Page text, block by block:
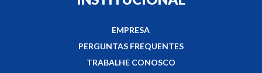
EMPRESA
PERGUNTAS FREQUENTES
TRABALHE CONOSCO